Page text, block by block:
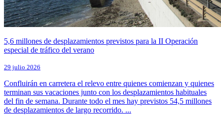
5,6 millones de desplazamientos previstos para la II Operación
especial de tráfico del verano
29 julio 2026
Confluirán en carretera el relevo entre quienes comienzan y quienes
terminan sus vacaciones junto con los desplazamientos habituales
del fin de semana. Durante todo el mes hay previstos 54,5 millones
de desplazamientos de largo recorrido. ...